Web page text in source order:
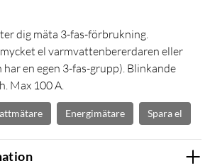
dig mäta 3-fas-förbrukning.
el varmvattenbererdaren eller
har en egen 3-fas-grupp). Blinkande
Max 100 A.
Energimätare Spara el